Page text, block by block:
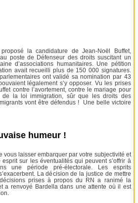
la candidature de Jean-Noël Buffet,
poste de Défenseur des droits suscitant un
d’associations humanitaires. Une pétition
avait recueilli plus de 150 000 signatures.
ont validé sa nomination par 43
légalement s’y opposer. Vu les prises
contre l’avortement, contre le mariage pour
de la loi immigration, sûr que les droits des
vont être défendus ! Une belle victoire
humeur !
vous laisser embarquer par votre subjectivité et
sur les éventualités qui peuvent s’offrir à
une période pré-électorale. Les esprits
La décision de la justice de mettre
prises à propos du RN a ranimé la
a renvoyé Bardella dans une attente où il est